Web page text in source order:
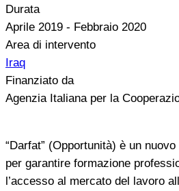
Durata
Aprile 2019 - Febbraio 2020
Area di intervento
Iraq
Finanziato da
Agenzia Italiana per la
“Darfat” (Opportunità) è un
per garantire formazione
l’accesso al mercato del lavoro